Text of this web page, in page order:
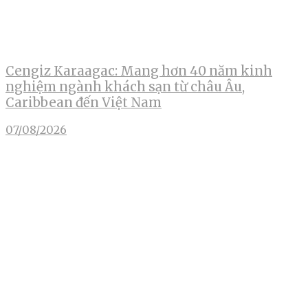
Cengiz Karaagac: Mang hơn 40 năm kinh
nghiệm ngành khách sạn từ châu Âu,
Caribbean đến Việt Nam
07/08/2026